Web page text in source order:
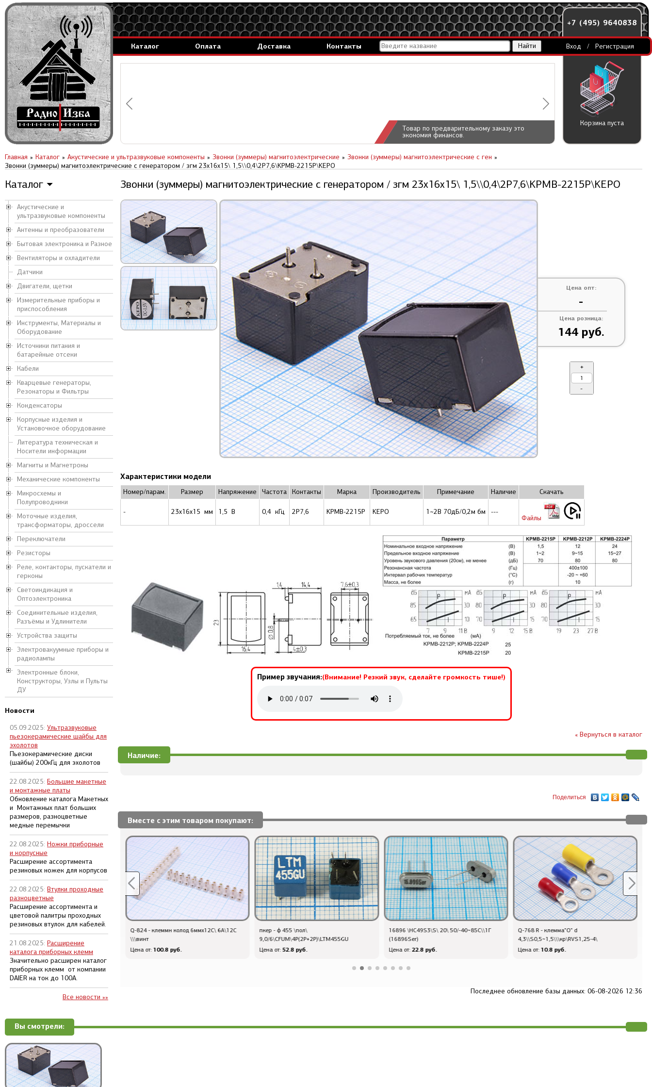
Каталог Оплата Доставка Контакты
генераторы.
за 1 день.
Товар по предварительному заказу это
экономия финансов.
+7 (495) 9640838
Вход / Регистрация
Корзина пуста
Каталог ▼
Акустические и
ультразвуковые компоненты
Антенны и преобразователи
Бытовая электроника и Разное
Вентиляторы и охладители
Датчики
Двигатели, щетки
Измерительные приборы и
приспособления
Инструменты, Материалы и
Оборудование
Источники питания и
батарейные отсеки
Кабели
Кварцевые генераторы,
Резонаторы и Фильтры
Конденсаторы
Корпусные изделия и
Установочное оборудование
Литература техническая и
Носители информации
Магниты и Магнетроны
Механические компоненты
Микросхемы и
Полупроводники
Моточные изделия,
трансформаторы, дроссели
Переключатели
Резисторы
Реле, контакторы, пускатели и
герконы
Светоиндикация и
Оптоэлектроника
Соединительные изделия,
Разъёмы и Удлинители
Устройства защиты
Электровакуумные приборы и
радиолампы
Электронные блоки,
Конструкторы, Узлы и Пульты
ДУ
Новости
05.09.2025: Ультразвуковые
пьезокерамические шайбы для
эхолотов
Пьезокерамические диски
(шайбы) 200кГц для эхолотов
22.08.2025: Большие макетные
и монтажные платы
Обновление каталога Макетных
и Монтажных плат больших
размеров, разноцветные
медные перемычки
22.08.2025: Ножки приборные
и корпусные
Расширение ассортимента
резиновых ножек для корпусов
22.08.2025: Втулки проходные
разноцветные
Расширение ассортимента и
цветовой палитры проходных
резиновых втулок для кабелей.
21.08.2025: Расширение
каталога приборных клемм
Значительно расширен каталог
приборных клемм от компании
DAIER на ток до 100А.
Все новости »»
Звонки (зуммеры) магнитоэлектрические c генератором / згм 23x16x15\ 1,5\\0,4\2P7,6\KPMB-2215P\KEPO
Главная Каталог Акустические и ультразвуковые компоненты Звонки (зуммеры) магнитоэлектрические
Звонки (зуммеры) магнитоэлектрические c ген
Звонки (зуммеры) магнитоэлектрические c генератором / згм 23x16x15\ 1,5\\0,4\2P7,6\KPMB-2215P\KEPO
Цена опт:
-
Цена розница:
144 руб.
+
-
Характеристики модели
Номер/парам. Размер Напряжение Частота Контакты Марка Производитель Примечание Наличие Скачать
- 23x16x15 мм 1,5 В 0,4 кГц 2P7,6 KPMB-2215P KEPO 1~2В 70дБ/0,2м бм ---
Файлы
Пример звучания:(Внимание! Резкий звук, сделайте громкость тише!)
« Вернуться в каталог
Наличие:
Поделиться
Вместе с этим товаром покупают:
\\\винт
Цена от:100.8 руб.
пкер - ф 455 \пол\
9,0/6\CFUM\4P(2P+2P)\LTM455GU
Цена от: 52.8 руб.
16896 \HC49S3\S\ 20\ 50/-40~85C\\1Г
(16896Ser)
Цена от: 22.8 руб.
Q-768 R - клемма"O" d
4,3\\S0,5~1,5\\\кр\RVS1,25-4\
Цена от: 10.8 руб.
Q-310 - шт ЦС\10P\М14\пан\флан
4отв\РС10ТВ
Цена от: 1801.2 руб.
Последнее обновление базы данных: 06-08-2026 12:36
Вы смотрели: